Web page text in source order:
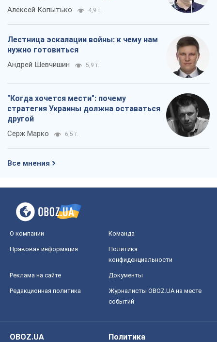
Алексей Копытько 4,9 т.
Лестница эскалации войны: к чему нам
нужно готовиться
Андрей Шевчишин 5,9 т.
"Когда хочется мести": почему
стратегия Украины должна оставаться
другой
Серж Марко 6,5 т.
Все мнения
О компании Команда
Правовая информация
Политика
конфиденциальности
Реклама на сайте Документы
Редакционная политика
Журналисты OBOZ.UA на месте
событий
OBOZ.UA
Политика